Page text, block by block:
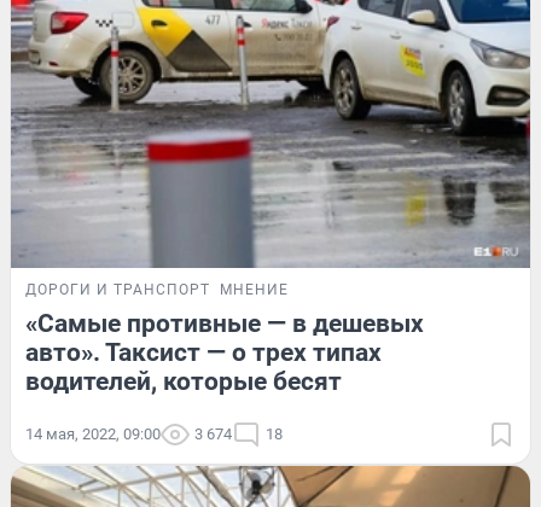
ДОРОГИ И ТРАНСПОРТ МНЕНИЕ
«Самые противные — в дешевых
авто». Таксист — о трех типах
водителей, которые бесят
14 мая, 2022, 09:00 3 674 18